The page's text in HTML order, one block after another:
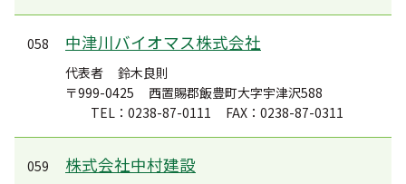
058 中津川バイオマス株式会社
代表者
鈴木良則
〒999-0425
西置賜郡飯豊町大字宇津沢588
TEL：0238-87-0111
FAX：0238-87-0311
059 株式会社中村建設